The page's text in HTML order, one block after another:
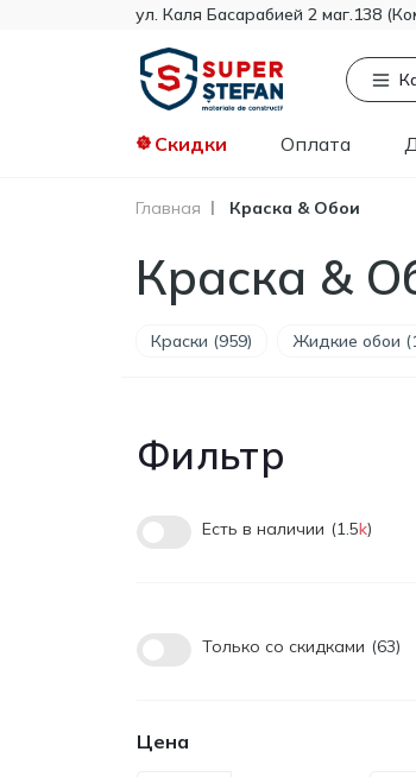
ул. Каля Басарабией 2 маг.138
Скидки Оплата
Tikkurila
Knauf
Гипсокартон
Полистирол
Главная Краска & Обои
Краска &
Краски (959) Жидкие обои
Фильтр
Есть в наличии 1.5k
Только со cкидками 63
Цена